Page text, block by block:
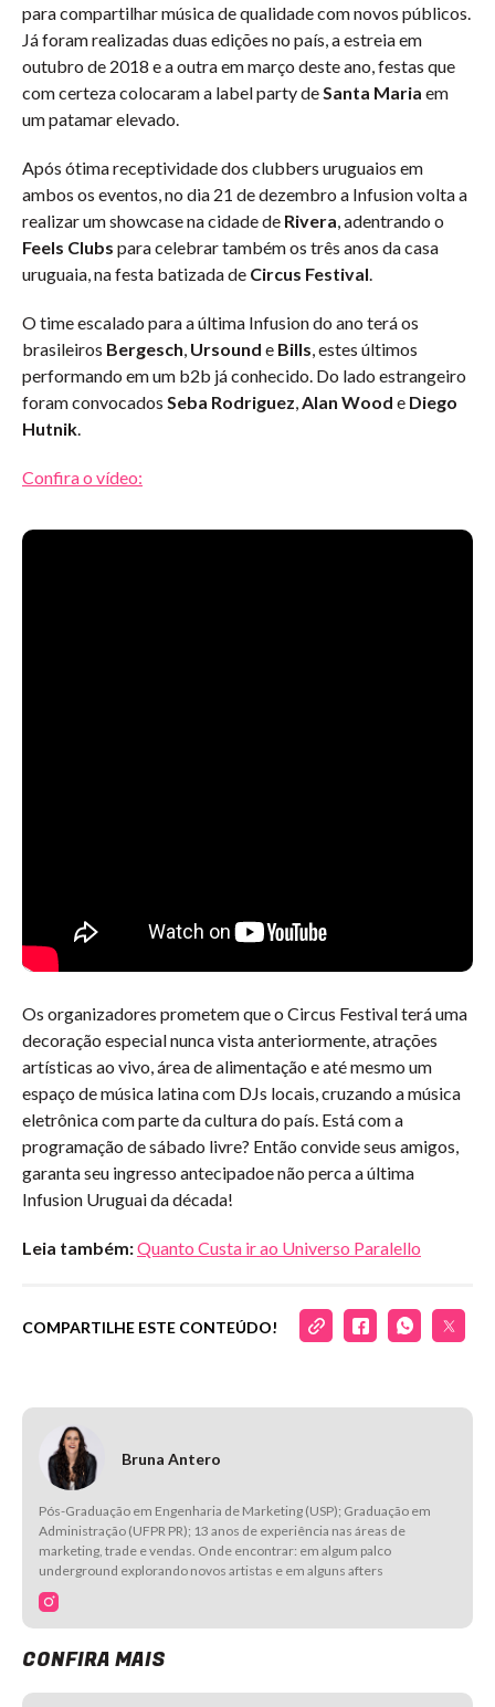
para compartilhar música de qualidade com novos públicos.
Já foram realizadas duas edições no país, a estreia em
outubro de 2018 e a outra em março deste ano, festas que
com certeza colocaram a label party deSanta Maria em
um patamar elevado.
Após ótima receptividade dos clubbers uruguaios em
ambos os eventos, no dia 21 de dezembro a Infusion volta a
realizar um showcase na cidade de Rivera, adentrando o
Feels Clubs para celebrar também os três anos da casa
uruguaia, na festa batizada de Circus Festival.
O time escalado para a última Infusion do ano terá os
brasileiros Bergesch, Ursound e Bills, estes últimos
performando em um b2b já conhecido. Do lado estrangeiro
foram convocados Seba Rodriguez,Alan Wood e Diego
Hutnik.
Confira o vídeo:
Os organizadores prometem que o Circus Festival terá uma
decoração especial nunca vista anteriormente, atrações
artísticas ao vivo, área de alimentação e até mesmo um
espaço de música latina com DJs locais, cruzando a música
eletrônica com parte da cultura do país. Está com a
programação de sábado livre? Então convide seus amigos,
garanta seu ingresso antecipadoe não perca a última
Infusion Uruguai da década!
Leia também:Quanto Custa ir ao Universo Paralello
COMPARTILHE ESTE CONTEÚDO!
Bruna Antero
Pós-Graduação em Engenharia de Marketing (USP); Graduação em
Administração (UFPR PR); 13 anos de experiência nas áreas de
marketing, trade e vendas. Onde encontrar: em algum palco
underground explorando novos artistas e em alguns afters
CONFIRA MAIS